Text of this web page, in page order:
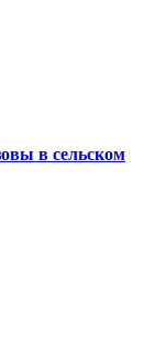
в сельском